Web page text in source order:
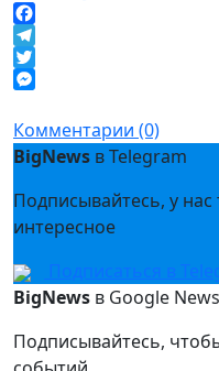
Facebook
Telegram
Twitter
Комментарии (0)
BigNews в Telegram
Подписывайтесь, у
интересное
Подписаться в
BigNews в Google News
Подписывайтесь,